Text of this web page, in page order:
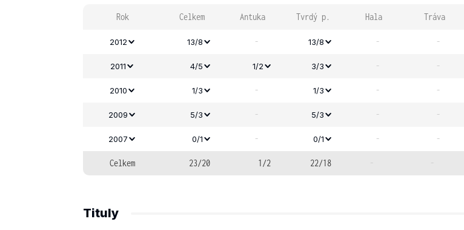
Rok Celkem Antuka Tvrdý p. Hala Tráva
2012 13/8 - 13/8 - -
2011 4/5 1/2 3/3 - -
2010 1/3 - 1/3 - -
2009 5/3 - 5/3 - -
2007 0/1 - 0/1 - -
Celkem 23/20 1/2 22/18 - -
Tituly